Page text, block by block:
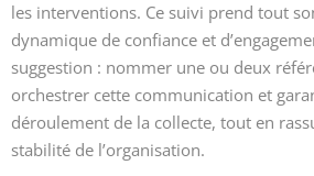
les interventions. Ce suivi prend tout
dynamique de confiance et
suggestion : nommer une ou deux
orchestrer cette communication et
déroulement de la collecte, tout en
stabilité de l’organisation.